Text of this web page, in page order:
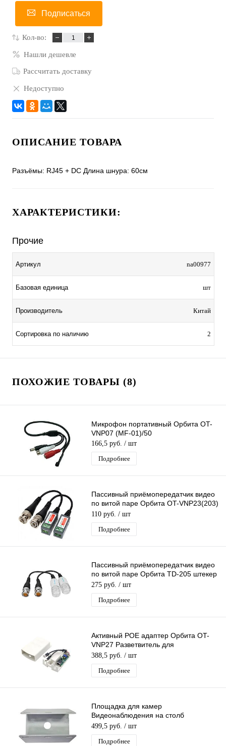
Подписаться
Кол-во:
Нашли дешевле
Рассчитать доставку
Недоступно
ОПИСАНИЕ ТОВАРА
Разъёмы: RJ45 + DC Длина шнура: 60см
ХАРАКТЕРИСТИКИ:
Прочие
Артикул na00977
Базовая единица шт
Производитель Китай
Сортировка по наличию 2
ПОХОЖИЕ ТОВАРЫ (8)
Микрофон портативный Орбита OT-
VNP07 (MF-01)/50
166,5 руб. / шт
Подробнее
Пассивный приёмопередатчик видео
по витой паре Орбита OT-VNP23(203)
штекер BNC - под винт до 600 м
110 руб. / шт
Подробнее
Пассивный приёмопередатчик видео
по витой паре Орбита TD-205 штекер
BNC - под push зажим до 305 м
275 руб. / шт
Подробнее
Активный POE адаптер Орбита OT-
VNP27 Разветвитель для
подключения IP-камер без POE вх 36-
57V-вых 12V
388,5 руб. / шт
Подробнее
Площадка для камер
Видеонаблюдения на столб
универсальная MalkaTech PV1
499,5 руб. / шт
Подробнее